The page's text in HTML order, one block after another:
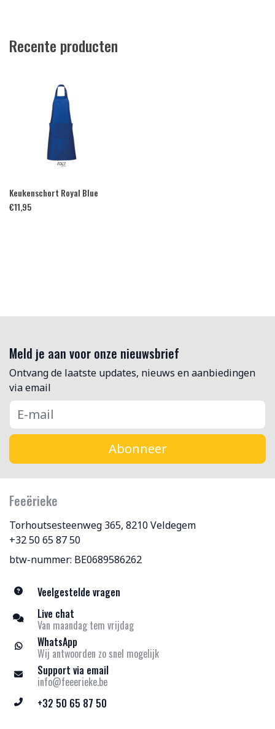
Recente producten
Keukenschort Royal Blue
€11,95
Meld je aan voor onze nieuwsbrief
Ontvang de laatste updates, nieuws en aanbiedingen
via email
Abonneer
Feeërieke
Torhoutsesteenweg 365, 8210 Veldegem
+32 50 65 87 50
btw-nummer: BE0689586262
Veelgestelde vragen
Live chat
Van maandag tem vrijdag
WhatsApp
Wij antwoorden zo snel mogelijk
Support via email
info@feeerieke.be
+32 50 65 87 50